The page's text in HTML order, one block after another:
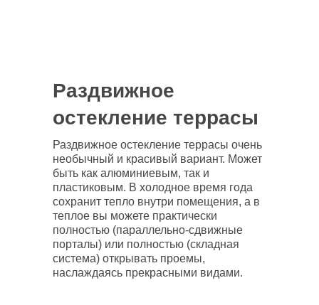
Раздвижное
остекление террасы
Раздвижное остекление террасы очень
необычный и красивый вариант. Может
быть как алюминиевым, так и
пластиковым. В холодное время года
сохранит тепло внутри помещения, а в
теплое вы можете практически
полностью (параллельно-сдвижные
порталы) или полностью (складная
система) открывать проемы,
наслаждаясь прекрасными видами.